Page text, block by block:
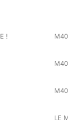
!
LE